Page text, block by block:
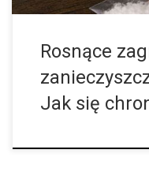
Rosnące
Jak się